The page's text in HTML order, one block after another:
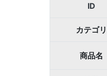
ID
カテゴリ
商品名